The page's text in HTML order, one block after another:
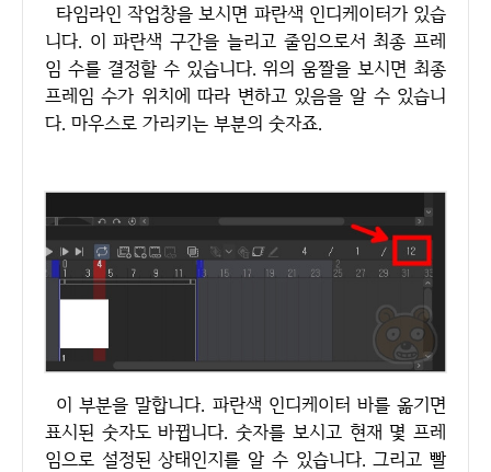
타임라인 작업창을 보시면 파란색 인디케이터가 있습
니다. 이 파란색 구간을 늘리고 줄임으로서 최종 프레
임 수를 결정할 수 있습니다. 위의 움짤을 보시면 최종
프레임 수가 위치에 따라 변하고 있음을 알 수 있습니
다. 마우스로 가리키는 부분의 숫자죠.
이 부분을 말합니다. 파란색 인디케이터 바를 옮기면
표시된 숫자도 바뀝니다. 숫자를 보시고 현재 몇 프레
임으로 설정된 상태인지를 알 수 있습니다. 그리고 빨